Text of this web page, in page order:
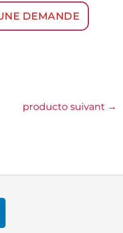
DEMANDE
producto suivant →